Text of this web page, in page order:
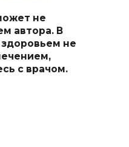
не
автора. В
не
чением,
с врачом.